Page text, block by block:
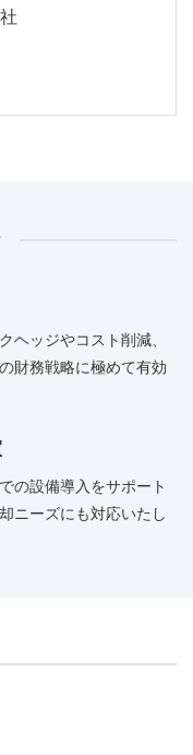
ヘッジやコスト削減、
財務戦略に極めて有効
の設備導入をサポート
ニーズにも対応いたし